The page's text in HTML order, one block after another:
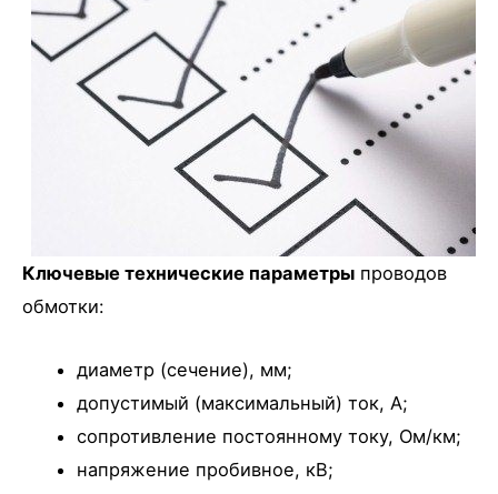
Ключевые технические параметры проводов
обмотки:
диаметр (сечение), мм;
допустимый (максимальный) ток, А;
сопротивление постоянному току, Ом/км;
напряжение пробивное, кВ;